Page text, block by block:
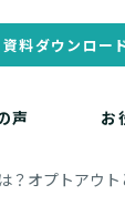
資料ダウンロー
声 お
？オプトアウ